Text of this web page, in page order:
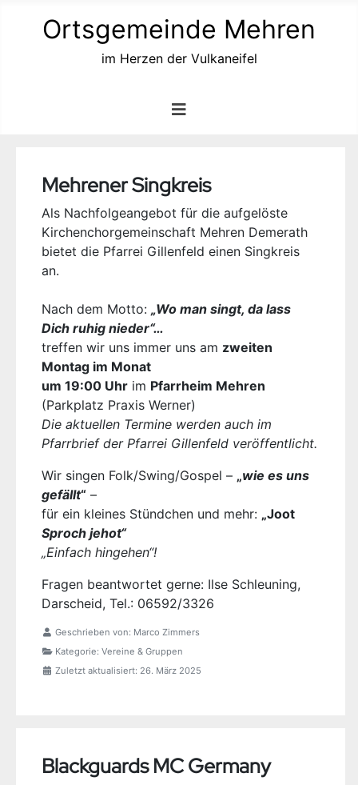
Ortsgemeinde Mehren
im Herzen der Vulkaneifel
Mehrener Singkreis
Als Nachfolgeangebot für die aufgelöste
Kirchenchorgemeinschaft Mehren Demerath
bietet die Pfarrei Gillenfeld einen Singkreis
an.
Nach dem Motto: „Wo man singt, da lass
Dich ruhig nieder“…
treffen wir uns immer uns am zweiten
Montag im Monat
um 19:00 Uhr im Pfarrheim Mehren
(Parkplatz Praxis Werner)
Die aktuellen Termine werden auch im
Pfarrbrief der Pfarrei Gillenfeld veröffentlicht.
Wir singen Folk/Swing/Gospel – „wie es uns
gefällt“ –
für ein kleines Stündchen und mehr: „Joot
Sproch jehot“
„Einfach hingehen“!
Fragen beantwortet gerne: Ilse Schleuning,
Darscheid, Tel.: 06592/3326
Geschrieben von: Marco Zimmers
Kategorie: Vereine & Gruppen
Zuletzt aktualisiert: 26. März 2025
Blackguards MC Germany